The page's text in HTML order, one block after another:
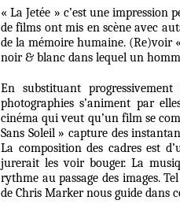
« La Jetée » c’est une impression
de films ont mis en scène avec
de la mémoire humaine. (Re)voir
noir & blanc dans lequel un
En substituant
photographies s’animent par
cinéma qui veut qu’un film se
Sans Soleil » capture des
La composition des cadres est
jurerait les voir bouger. La
rythme au passage des images.
de Chris Marker nous guide dans